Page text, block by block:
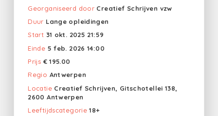
Georganiseerd door Creatief Schrijven vzw
Duur Lange opleidingen
Start 31 okt. 2025 21:59
Einde 5 feb. 2026 14:00
Prijs € 195.00
Regio Antwerpen
Locatie Creatief Schrijven, Gitschotellei 138,
2600 Antwerpen
Leeftijdscategorie 18+